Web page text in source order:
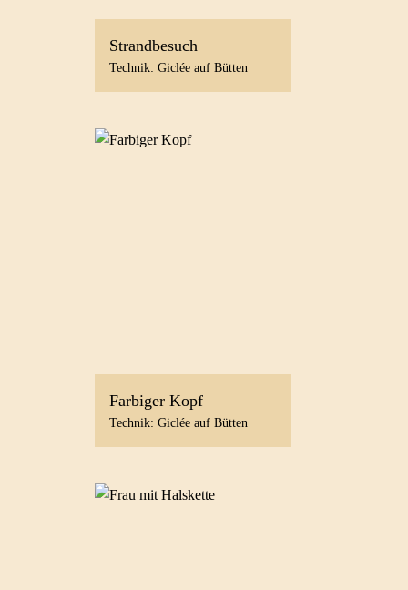
Strandbesuch
Technik: Giclée auf Bütten
Farbiger Kopf
Technik: Giclée auf Bütten